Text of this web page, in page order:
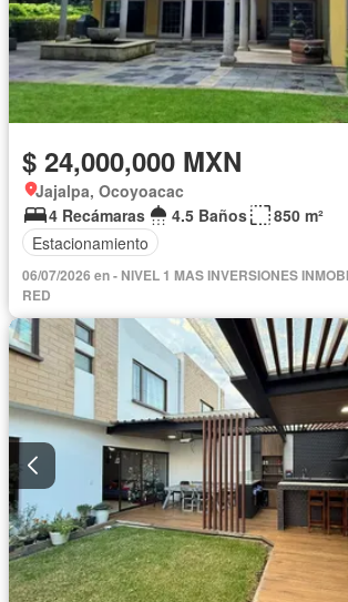
$ 24,000,000 MXN
Jajalpa, Ocoyoacac
4 Recámaras
4.5 Baños
850 m²
Estacionamiento
06/07/2026 en - NIVEL 1 MAS INVERSIONES
RED